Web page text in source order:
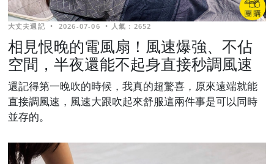
大丈夫週記 • 2026-07-06 • 人氣 : 2652
相見恨晚的電風扇！風速爆強、不佔
空間，半夜還能不起身直接秒調風速
還記得第一晚吹的時候，我真的超驚喜，原來遠端就能
直接調風速，風速大跟吹起來舒服這兩件事是可以同時
並存的。